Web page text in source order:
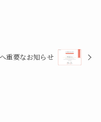
重要なお知らせ